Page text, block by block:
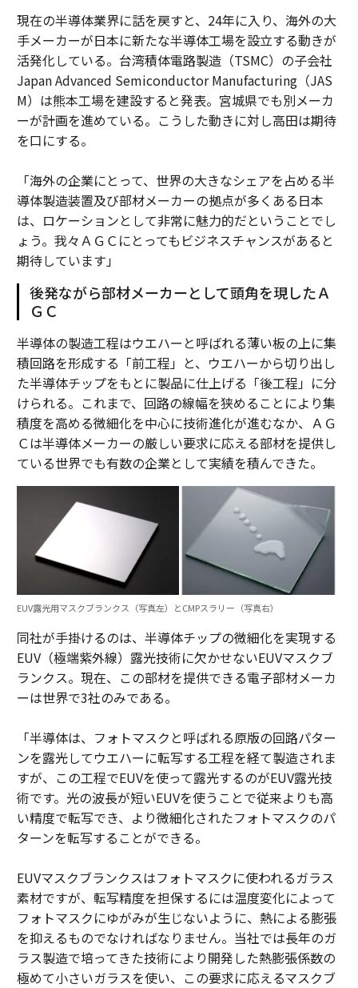
現在の半導体業界に話を戻すと、24年に入り、海外の大
手メーカーが日本に新たな半導体工場を設立する動きが
活発化している。台湾積体電路製造（TSMC）の子会社
Japan Advanced Semiconductor Manufacturing（JAS
M）は熊本工場を建設すると発表。宮城県でも別メーカ
ーが計画を進めている。こうした動きに対し高田は期待
を口にする。
「海外の企業にとって、世界の大きなシェアを占める半
導体製造装置及び部材メーカーの拠点が多くある日本
は、ロケーションとして非常に魅力的だということでし
ょう。我々ＡＧＣにとってもビジネスチャンスがあると
期待しています」
後発ながら部材メーカーとして頭角を現したＡ
ＧＣ
半導体の製造工程はウエハーと呼ばれる薄い板の上に集
積回路を形成する「前工程」と、ウエハーから切り出し
た半導体チップをもとに製品に仕上げる「後工程」に分
けられる。これまで、回路の線幅を狭めることにより集
積度を高める微細化を中心に技術進化が進むなか、ＡＧ
Ｃは半導体メーカーの厳しい要求に応える部材を提供し
ている世界でも有数の企業として実績を積んできた。
EUV露光用マスクブランクス（写真左）とCMPスラリー（写真右）
同社が手掛けるのは、半導体チップの微細化を実現する
EUV（極端紫外線）露光技術に欠かせないEUVマスクブ
ランクス。現在、この部材を提供できる電子部材メーカ
ーは世界で3社のみである。
「半導体は、フォトマスクと呼ばれる原版の回路パター
ンを露光してウエハーに転写する工程を経て製造されま
すが、この工程でEUVを使って露光するのがEUV露光技
術です。光の波長が短いEUVを使うことで従来よりも高
い精度で転写でき、より微細化されたフォトマスクのパ
ターンを転写することができる。
EUVマスクブランクスはフォトマスクに使われるガラス
素材ですが、転写精度を担保するには温度変化によって
フォトマスクにゆがみが生じないように、熱による膨張
を抑えるものでなければなりません。当社では長年のガ
ラス製造で培ってきた技術により開発した熱膨張係数の
極めて小さいガラスを使い、この要求に応えるマスクブ